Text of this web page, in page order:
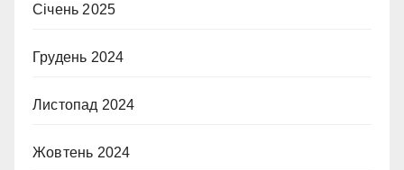
Січень 2025
Грудень 2024
Листопад 2024
Жовтень 2024